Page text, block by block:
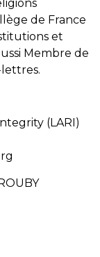
de France
et
Membre de
lettres.
(LARI)